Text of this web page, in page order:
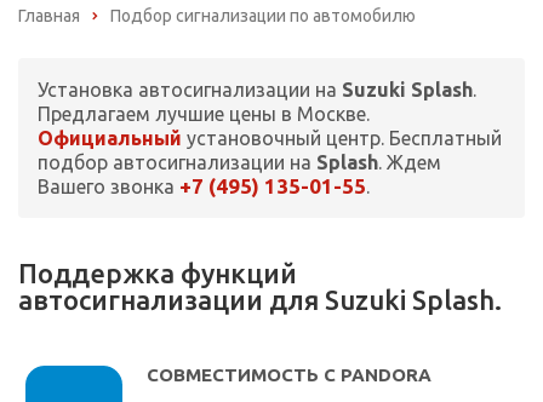
Главная Подбор сигнализации по автомобилю
Установка автосигнализации на Suzuki Splash.
Предлагаем лучшие цены в Москве.
Официальный установочный центр. Бесплатный
подбор автосигнализации на Splash. Ждем
Вашего звонка +7 (495) 135-01-55.
Поддержка функций
автосигнализации для Suzuki Splash.
СОВМЕСТИМОСТЬ С PANDORA